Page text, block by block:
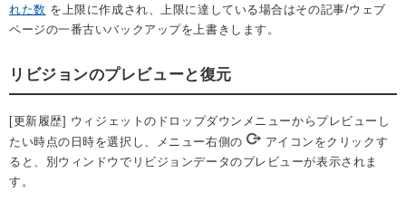
れた数 を上限に作成され、上限に達している場合はその記事/ウェブ
ページの一番古いバックアップを上書きします。
リビジョンのプレビューと復元
[更新履歴] ウィジェットのドロップダウンメニューからプレビューし
たい時点の日時を選択し、メニュー右側の
アイコンをクリックす
ると、別ウィンドウでリビジョンデータのプレビューが表示されま
す。